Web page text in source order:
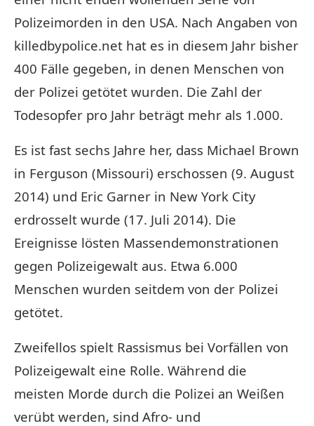
Polizeimorden in den USA. Nach Angaben von
killedbypolice.net hat es in diesem Jahr bisher
400 Fälle gegeben, in denen Menschen von
der Polizei getötet wurden. Die Zahl der
Todesopfer pro Jahr beträgt mehr als 1.000.
Es ist fast sechs Jahre her, dass Michael Brown
in Ferguson (Missouri) erschossen (9. August
2014) und Eric Garner in New York City
erdrosselt wurde (17. Juli 2014). Die
Ereignisse lösten Massendemonstrationen
gegen Polizeigewalt aus. Etwa 6.000
Menschen wurden seitdem von der Polizei
getötet.
Zweifellos spielt Rassismus bei Vorfällen von
Polizeigewalt eine Rolle. Während die
meisten Morde durch die Polizei an Weißen
verübt werden, sind Afro- und